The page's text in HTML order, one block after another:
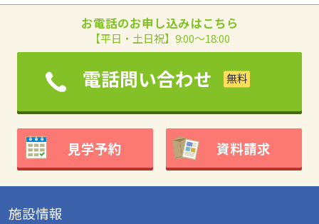
お電話のお申し込みはこちら
【平日・土日祝】9:00～18:00
電話問い合わせ
見学予約 資料請求
施設情報